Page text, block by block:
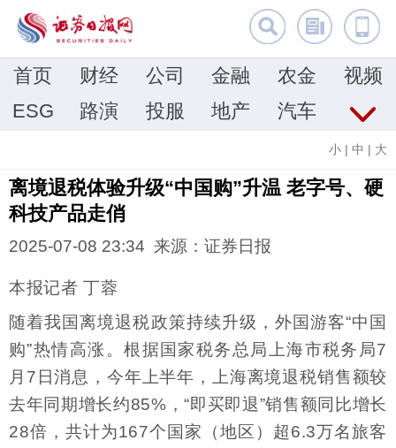
首页 财经 公司 金融 农金
视频
ESG
路演 投服 地产 汽车
小 | 中 | 大
离境退税体验升级“中国购”升温 老字号、硬
科技产品走俏
2025-07-08 23:34 来源：证券日报
本报记者 丁蓉
随着我国离境退税政策持续升级，外国游客“中国
购”热情高涨。根据国家税务总局上海市税务局7
月7日消息，今年上半年，上海离境退税销售额较
去年同期增长约85%，“即买即退”销售额同比增长
28倍，共计为167个国家（地区）超6.3万名旅客